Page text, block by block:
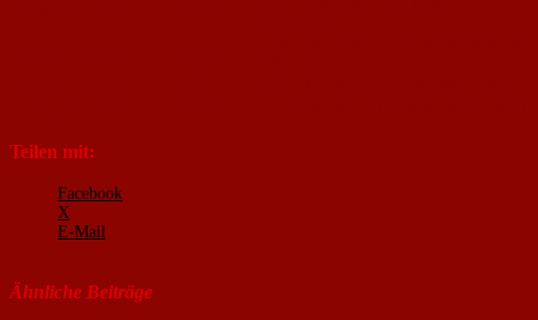
Teilen mit:
Facebook
X
E-Mail
Ähnliche Beiträge